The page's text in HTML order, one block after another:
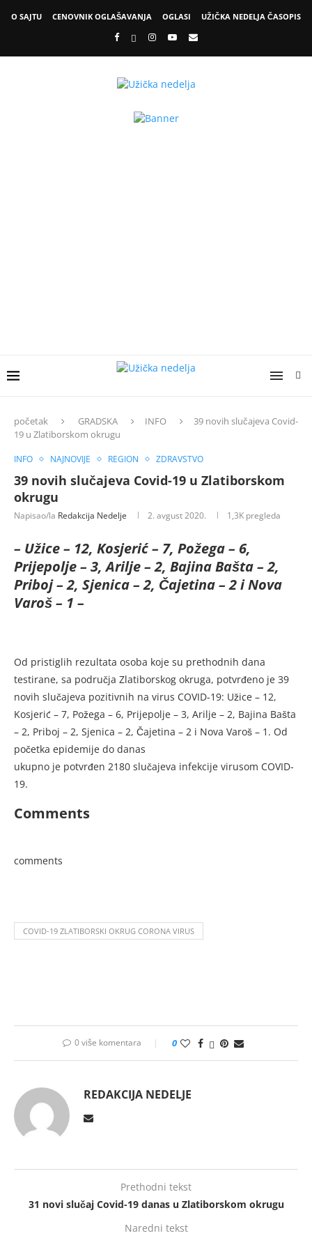
O SAJTU CENOVNIK OGLAŠAVANJA OGLASI UŽIČKA NEDELJA ČASOPIS
početak GRADSKA INFO
39 novih slučajeva Covid-
19 u Zlatiborskom okrugu
INFO NAJNOVIJE REGION ZDRAVSTVO
39 novih slučajeva Covid-19 u Zlatiborskom
okrugu
Napisao/la Redakcija Nedelje 2. avgust 2020. 1,3K pregleda
– Užice – 12, Kosjerić – 7, Požega – 6,
Prijepolje – 3, Arilje – 2, Bajina Bašta – 2,
Priboj – 2, Sjenica – 2, Čajetina – 2 i Nova
Varoš – 1 –
Od pristiglih rezultata osoba koje su prethodnih dana
testirane, sa područja Zlatiborskog okruga, potvrđeno je 39
novih slučajeva pozitivnih na virus COVID-19: Užice – 12,
Kosjerić – 7, Požega – 6, Prijepolje – 3, Arilje – 2, Bajina Bašta
– 2, Priboj – 2, Sjenica – 2, Čajetina – 2 i Nova Varoš – 1. Od
početka epidemije do danas
ukupno je potvrđen 2180 slučajeva infekcije virusom COVID-
19.
Comments
comments
COVID-19 ZLATIBORSKI OKRUG CORONA VIRUS
0 više komentara 0
REDAKCIJA NEDELJE
Prethodni tekst
31 novi slučaj Covid-19 danas u Zlatiborskom okrugu
Naredni tekst